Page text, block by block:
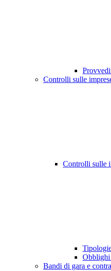
Controlli sulle
Controlli sulle
Obblighi
Bandi di gara e